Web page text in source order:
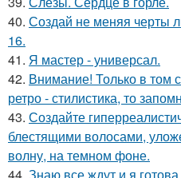
40. Создай не меняя черты
16.
41. Я мастер - универсал.
42. Внимание! Только в том
ретро - стилистика, то
43. Создайте
блестящими волосами,
волну, на темном фоне.